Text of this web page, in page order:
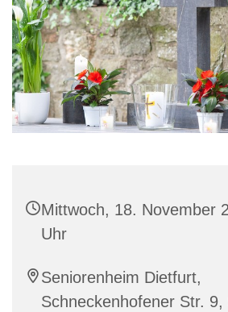
Mittwoch, 18. November
Uhr
Seniorenheim Dietfurt,
Schneckenhofener Str. 9,